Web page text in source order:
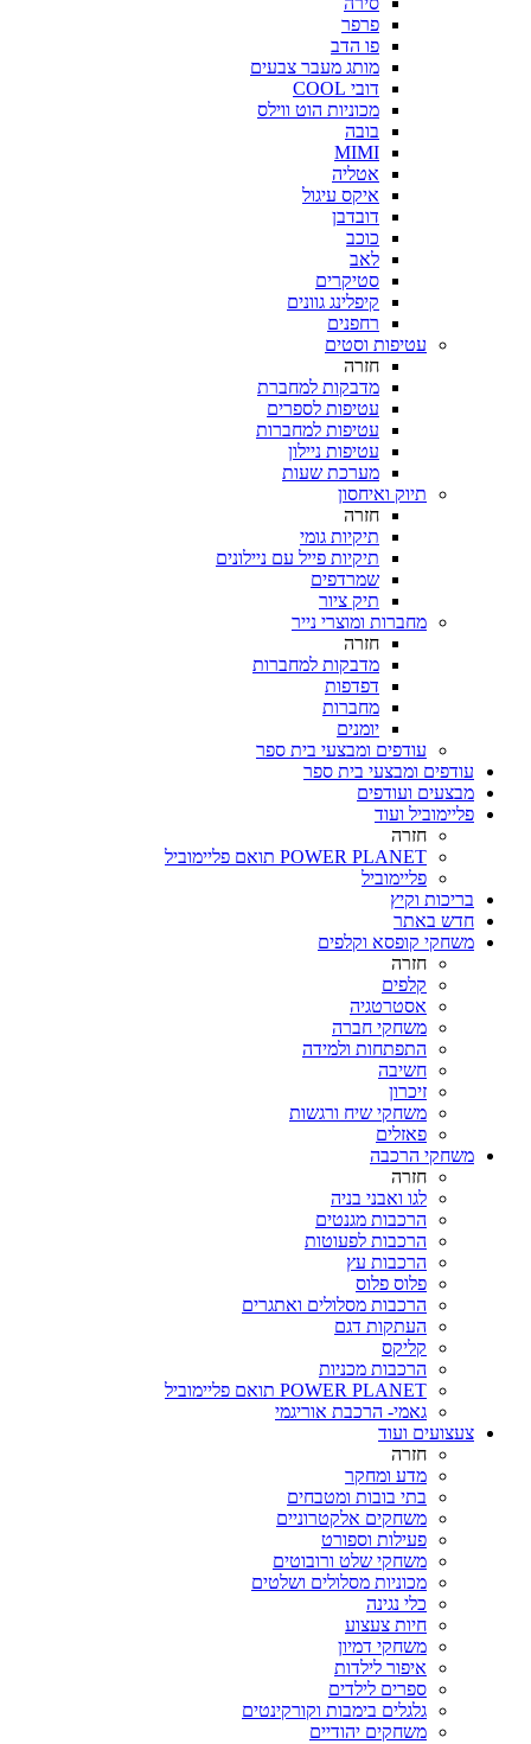
פרפר
פו הדב
מותג מעבר צבעים
דובי COOL
מכוניות הוט ווילס
בובה
MIMI
אטליה
איקס עיגול
דובדבן
כוכב
לאב
סטיקרים
קיפלינג גוונים
רחפנים
עטיפות וסטים
חזרה
מדבקות למחברת
עטיפות לספרים
עטיפות למחברות
עטיפות ניילון
מערכת שעות
תיוק ואיחסון
חזרה
תיקיות גומי
תיקיות פייל עם ניילונים
שמרדפים
תיק ציור
מחברות ומוצרי נייר
חזרה
מדבקות למחברות
דפדפות
מחברות
יומנים
עודפים ומבצעי בית ספר
עודפים ומבצעי בית ספר
מבצעים ועודפים
פליימוביל ועוד
חזרה
POWER PLANET תואם פליימוביל
פליימוביל
בריכות וקיץ
חדש באתר
משחקי קופסא וקלפים
חזרה
קלפים
אסטרטגיה
משחקי חברה
התפתחות ולמידה
חשיבה
זיכרון
משחקי שיח ורגשות
פאזלים
משחקי הרכבה
חזרה
לגו ואבני בניה
הרכבות מגנטים
הרכבות לפעוטות
הרכבות עץ
פלוס פלוס
הרכבות מסלולים ואתגרים
העתקות דגם
קליקס
הרכבות מכניות
POWER PLANET תואם פליימוביל
גאמי- הרכבת אוריגמי
צעצועים ועוד
חזרה
מדע ומחקר
בתי בובות ומטבחים
משחקים אלקטרוניים
פעילות וספורט
משחקי שלט ורובוטים
מכוניות מסלולים ושלטים
כלי נגינה
חיות צעצוע
משחקי דמיון
איפור לילדות
ספרים לילדים
גלגלים בימבות וקורקינטים
משחקים יהודיים